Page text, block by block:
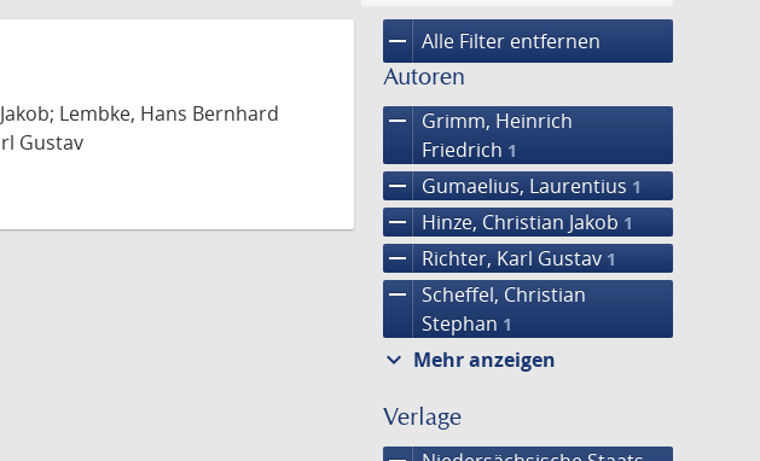
remove Alle Filter entfernen
Autoren
remove
Grimm, Heinrich
Friedrich 1
remove Gumaelius, Laurentius 1
remove Hinze, Christian Jakob 1
remove Richter, Karl Gustav 1
remove
Scheffel, Christian
Stephan 1
expand_more Mehr anzeigen
Verlage
Lembke, Hans Bernhard
Gustav